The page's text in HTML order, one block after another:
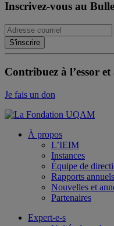
Inscrivez-vous au
Contribuez à l’essor
Je fais un don
À propos
L’IEIM
Instances
Équipe de
Rapports annuels
Nouvelles et
Partenaires
Expert-e-s